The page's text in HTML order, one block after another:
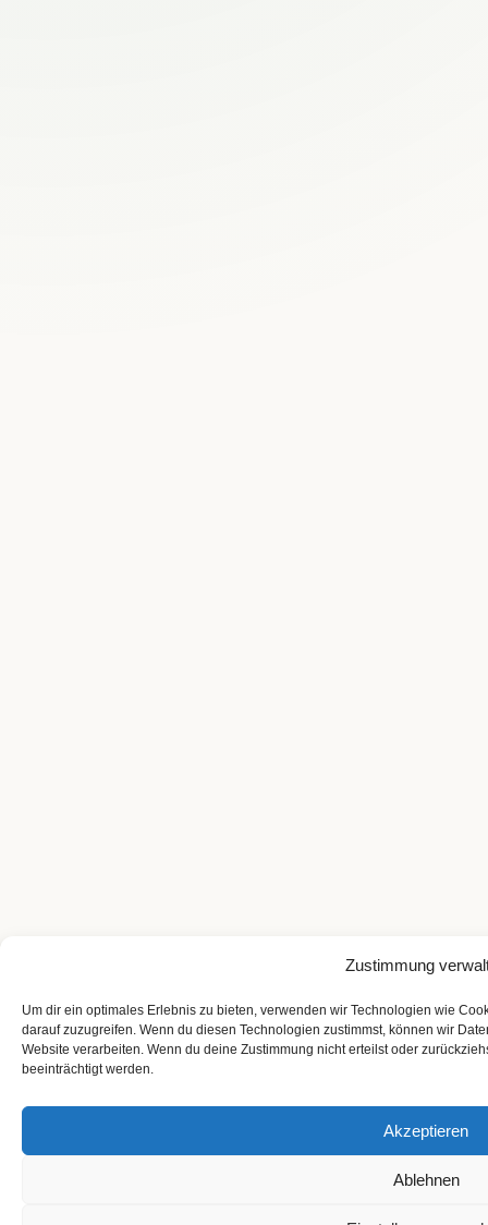
Zustimmung
Um dir ein optimales Erlebnis zu bieten, verwenden wir Technologien wie
darauf zuzugreifen. Wenn du diesen Technologien zustimmst, können wir
Website verarbeiten. Wenn du deine Zustimmung nicht erteilst oder
beeinträchtigt werden.
Akzeptieren
Ablehnen